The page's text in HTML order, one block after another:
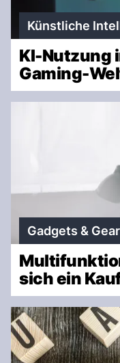
Künstliche
KI-Nutzung
Gaming-
Gadgets & Gear
sich ein